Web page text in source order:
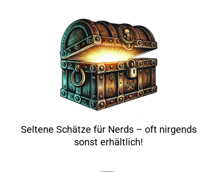
Seltene Schätze für Nerds – oft nirgends
sonst erhältlich!